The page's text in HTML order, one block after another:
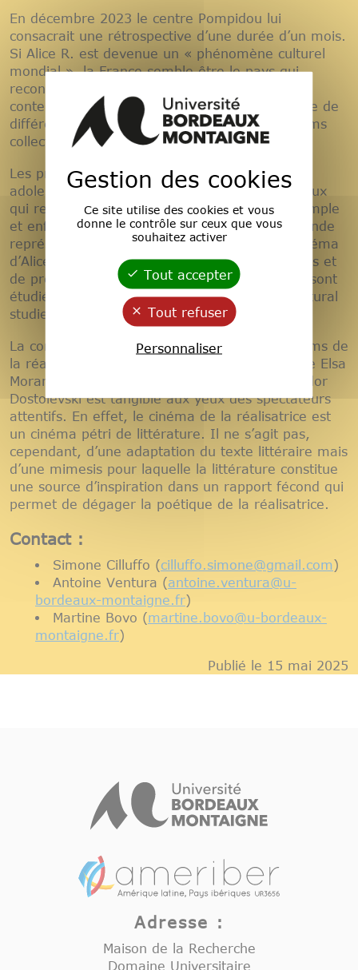
En décembre 2023 le centre Pompidou lui
consacrait une rétrospective d’une durée d’un mois.
Si Alice R. est devenue un « phénomène culturel
mondial », la France semble être le pays qui
reconnaît le plus son apport au cinéma
contemporain. Sa vaste production se compose de
différents courts-métrages, documentaires, films
collectifs et de quatre longs-métrages.
Les protagonistes de ses œuvres sont des
adolescents, des simples d’esprit, des marginaux
qui regardent la réalité avec un regard pur, simple
et enfantin. Cette façon de s’approcher du monde
représente le salut de l’humanité et fait du cinéma
d’Alice R. un cinéma engagé, proche de valeurs et
de problématiques de la contemporanéité qui sont
étudiées et développées dans le cadre des cultural
studies.
La comparaison entre les protagonistes des films de
la réalisatrice et la littérature d’auteurs comme Elsa
Morante ou Anna Maria Ortese ou encore Féodor
Dostoïevski est tangible aux yeux des spectateurs
attentifs. En effet, le cinéma de la réalisatrice est
un cinéma pétri de littérature. Il ne s’agit pas,
cependant, d’une adaptation du texte littéraire mais
d’une mimesis pour laquelle la littérature constitue
une source d’inspiration dans un rapport fécond qui
permet de dégager la poétique de la réalisatrice.
Contact :
Simone Cilluffo (cilluffo.simone@gmail.com )
Antoine Ventura (antoine.ventura@u-
bordeaux-montaigne.fr)
Martine Bovo (martine.bovo@u-bordeaux-
montaigne.fr)
Publié le 15 mai 2025
Adresse :
Maison de la Recherche
Domaine Universitaire
Gestion des cookies
Ce site utilise des cookies et vous
donne le contrôle sur ceux que vous
souhaitez activer
Tout accepter
Tout refuser
Personnaliser